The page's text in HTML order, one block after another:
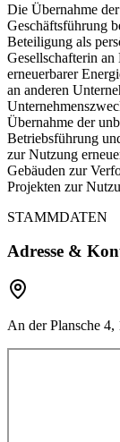
Die Übernahme
Geschäftsführung
Beteiligung als
Gesellschafterin
erneuerbarer
an anderen
Übernahme der
Betriebsführung
zur Nutzung
Gebäuden zur
Projekten zur
STAMMDATEN
Adresse &
An der Plansche